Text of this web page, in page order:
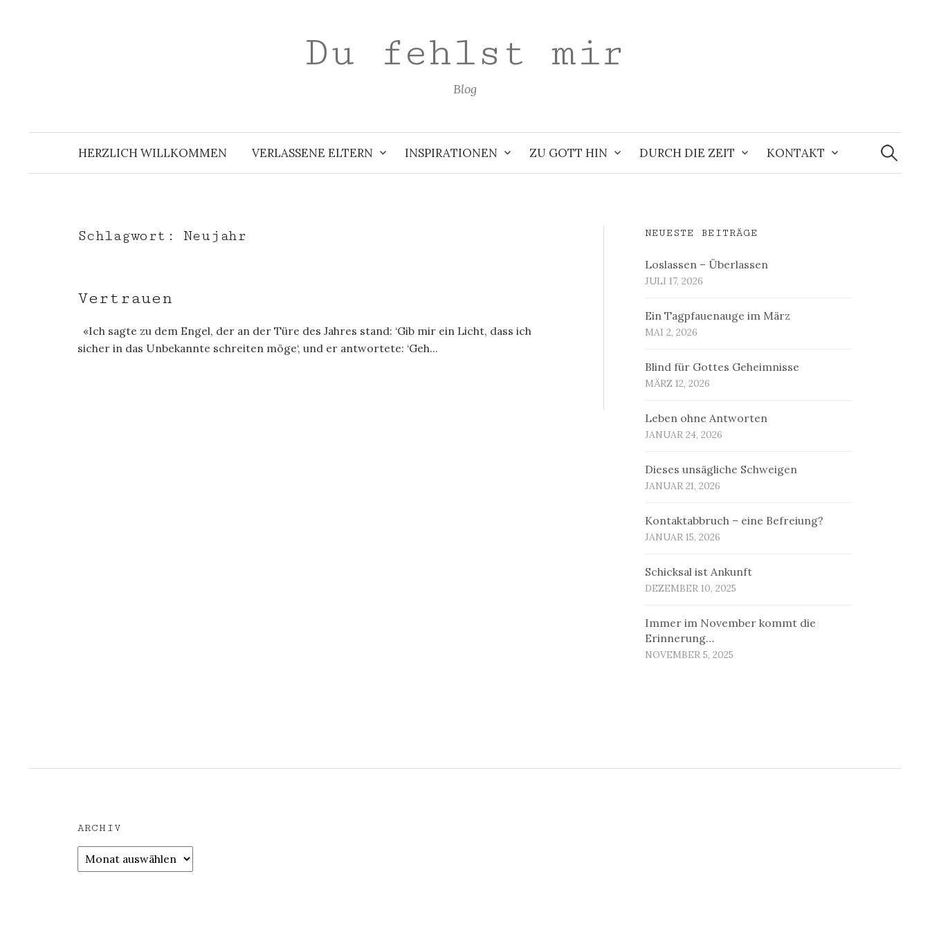
Du fehlst mir
Blog
HERZLICH WILLKOMMEN VERLASSENE ELTERN INSPIRATIONEN ZU GOTT HIN DURCH DIE ZEIT KONTAKT
Suchen
nach:
Schlagwort:Neujahr
Vertrauen
«Ich sagte zu dem Engel, der an der Türe des Jahres stand: ‘Gib mir ein Licht, dass ich
sicher in das Unbekannte schreiten möge‘, und er antwortete: ‘Geh...
NEUESTE BEITRÄGE
Loslassen – Überlassen
JULI 17, 2026
Ein Tagpfauenauge im März
MAI 2, 2026
Blind für Gottes Geheimnisse
MÄRZ 12, 2026
Leben ohne Antworten
JANUAR 24, 2026
Dieses unsägliche Schweigen
JANUAR 21, 2026
Kontaktabbruch – eine Befreiung?
JANUAR 15, 2026
Schicksal ist Ankunft
DEZEMBER 10, 2025
Immer im November kommt die
Erinnerung…
NOVEMBER 5, 2025
ARCHIV
Archiv